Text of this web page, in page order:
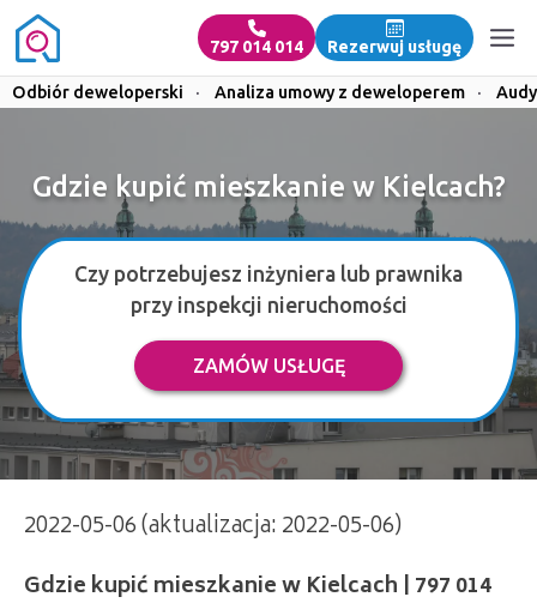
797 014 014 Rezerwuj usługę
Odbiór deweloperski · Analiza umowy z deweloperem ·
Gdzie kupić mieszkanie w Kielcach?
Czy potrzebujesz inżyniera lub prawnika
przy inspekcji nieruchomości
ZAMÓW USŁUGĘ
2022-05-06 (aktualizacja: 2022-05-06)
Gdzie kupić mieszkanie w Kielcach | 797 014